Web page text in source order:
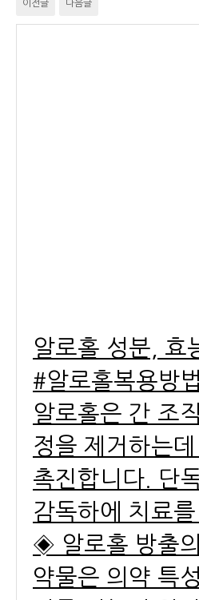
이전글 다음글
알로홀 성분, 효
#알로홀복용방
알로홀은 간 조
정을 제거하는
촉진합니다. 단
감독하에 치료
◈ 알로홀 방출
약물은 의약 특